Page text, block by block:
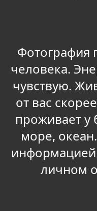
Фотография
человека.
чувствую.
от вас
проживает
море,
информацией
личном